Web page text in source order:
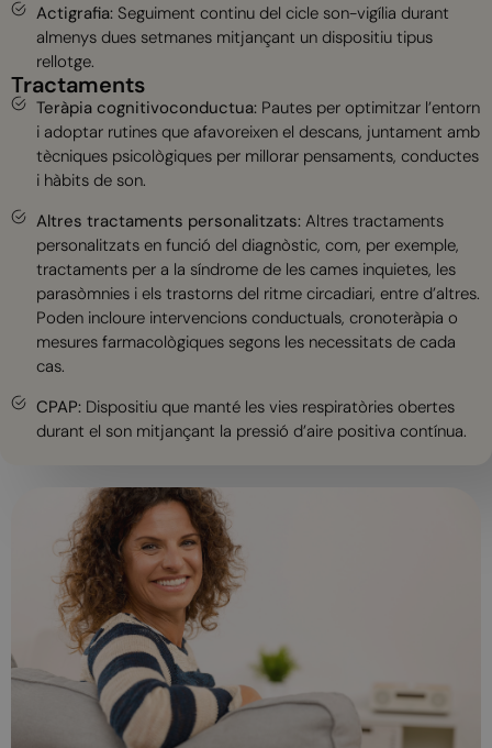
Actigrafia:Seguiment continu del cicle son-vigília durant
almenys dues setmanes mitjançant un dispositiu tipus
rellotge.
Tractaments
Teràpia cognitivoconductua:Pautes per optimitzar l’entorn
i adoptar rutines que afavoreixen el descans, juntament amb
tècniques psicològiques per millorar pensaments, conductes
i hàbits de son.
Altres tractaments personalitzats:Altres tractaments
personalitzats en funció del diagnòstic, com, per exemple,
tractaments per a la síndrome de les cames inquietes, les
parasòmnies i els trastorns del ritme circadiari, entre d’altres.
Poden incloure intervencions conductuals, cronoteràpia o
mesures farmacològiques segons les necessitats de cada
cas.
CPAP:Dispositiu que manté les vies respiratòries obertes
durant el son mitjançant la pressió d’aire positiva contínua.